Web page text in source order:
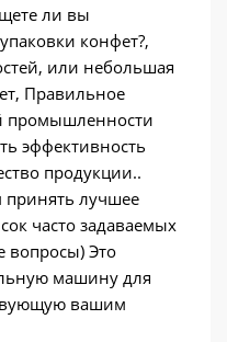
ли вы
конфет?,
или небольшая
Правильное
промышленности
эффективность
продукции..
лучшее
часто задаваемых
вопросы) Это
машину для
вашим